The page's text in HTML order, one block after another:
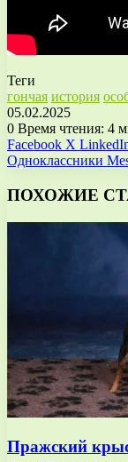
Теги
гончая история
05.02.2025
0 Время чтения: 4
Facebook X
Одноклассники
ПОХОЖИЕ
Пражский